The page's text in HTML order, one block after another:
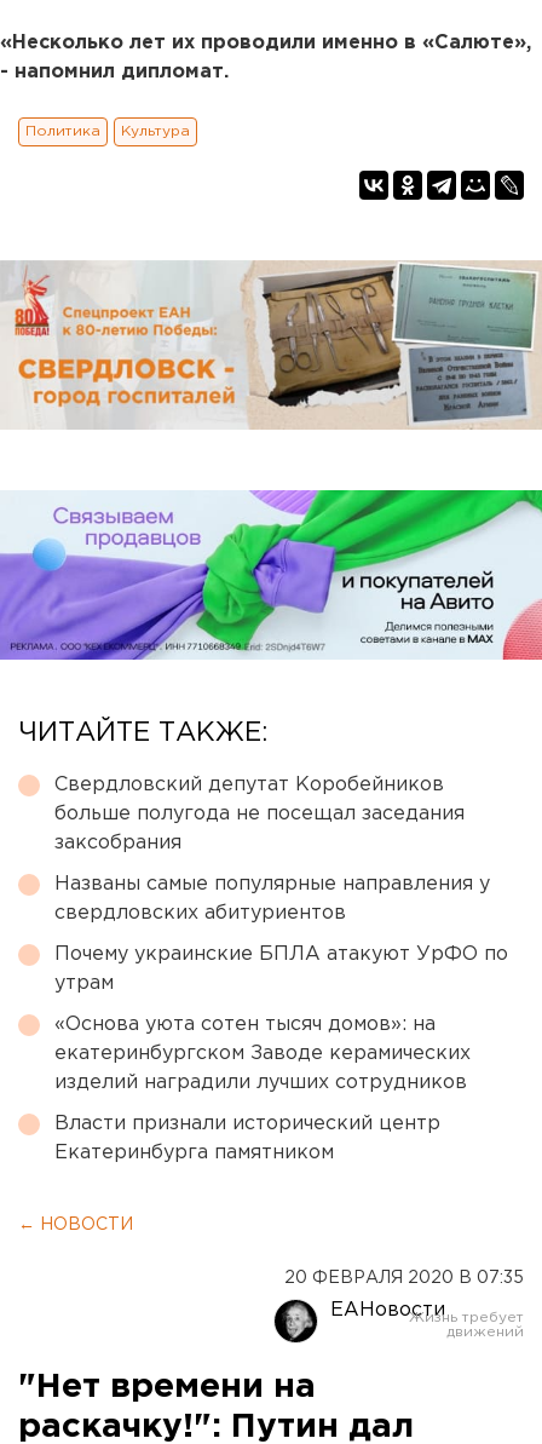
«Несколько лет их проводили именно в «Салюте»,
- напомнил дипломат.
Политика Культура
ЧИТАЙТЕ ТАКЖЕ:
Свердловский депутат Коробейников
больше полугода не посещал заседания
заксобрания
Названы самые популярные направления у
свердловских абитуриентов
Почему украинские БПЛА атакуют УрФО по
утрам
«Основа уюта сотен тысяч домов»: на
екатеринбургском Заводе керамических
изделий наградили лучших сотрудников
Власти признали исторический центр
Екатеринбурга памятником
← НОВОСТИ
20 ФЕВРАЛЯ 2020 В 07:35
ЕАНовости
"Нет времени на
раскачку!": Путин дал